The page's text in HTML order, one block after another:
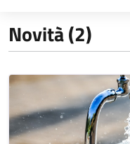
Novità (2)